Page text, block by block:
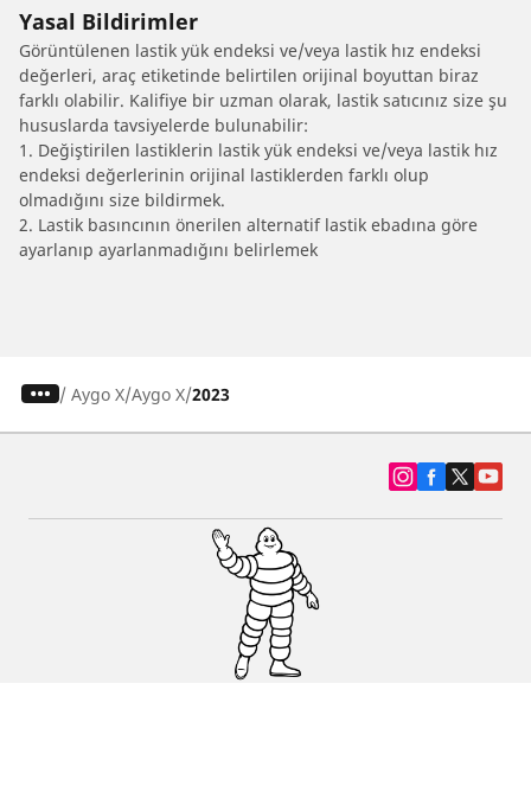
Yasal Bildirimler
Görüntülenen lastik yük endeksi ve/veya lastik hız endeksi
değerleri, araç etiketinde belirtilen orijinal boyuttan biraz
farklı olabilir. Kalifiye bir uzman olarak, lastik satıcınız size şu
hususlarda tavsiyelerde bulunabilir:
1. Değiştirilen lastiklerin lastik yük endeksi ve/veya lastik hız
endeksi değerlerinin orijinal lastiklerden farklı olup
olmadığını size bildirmek.
2. Lastik basıncının önerilen alternatif lastik ebadına göre
ayarlanıp ayarlanmadığını belirlemek
/ Aygo X Aygo X 2023